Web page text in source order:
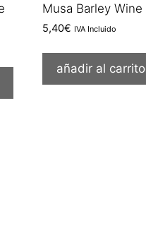
Musa Barley Wine
5,40€ IVA Incluido
añadir al carrito